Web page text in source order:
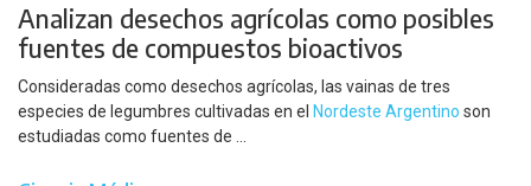
Analizan desechos agrícolas como posibles
fuentes de compuestos bioactivos
Consideradas como desechos agrícolas, las vainas de tres
especies de legumbres cultivadas en el Nordeste Argentino son
estudiadas como fuentes de ...